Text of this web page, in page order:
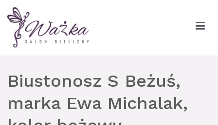
Przejdź
do
treści
Ważka biustonosze Gdańsk
Biustonosz S Beżuś,
marka Ewa Michalak,